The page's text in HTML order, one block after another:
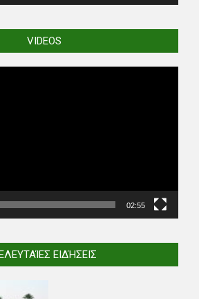
VIDEOS
02:55
ΕΙΔΉΣΕΙΣ